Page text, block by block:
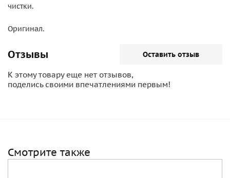
чистки.
Оригинал.
Отзывы Оставить отзыв
К этому товару еще нет отзывов,
поделись своими впечатлениями первым!
Смотрите также